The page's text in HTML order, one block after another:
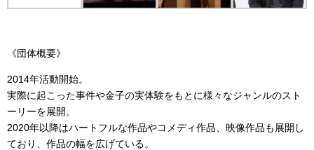
《団体概要》
2014年活動開始。
実際に起こった事件や金子の実体験をもとに様々なジャンルのスト
ーリーを展開。
2020年以降はハートフルな作品やコメディ作品、映像作品も展開し
ており、作品の幅を広げている。